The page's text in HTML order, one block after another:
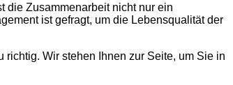
die Zusammenarbeit nicht nur ein
ist gefragt, um die Lebensqualität der
Wir stehen Ihnen zur Seite, um Sie in